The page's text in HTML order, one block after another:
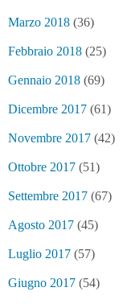
Marzo 2018 (36)
Febbraio 2018 (25)
Gennaio 2018 (69)
Dicembre 2017 (61)
Novembre 2017 (42)
Ottobre 2017 (51)
Settembre 2017 (67)
Agosto 2017 (45)
Luglio 2017 (57)
Giugno 2017 (54)